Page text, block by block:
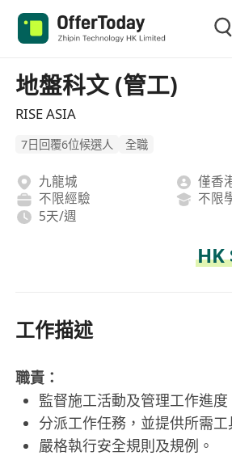
地盤科文 (管工)
RISE ASIA
7日回覆6位候選人 全職
九龍城
僅香
不限經驗
不限
5天/週
HK
工作描述
職責：
監督施工活動及管理工作進度
分派工作任務，並提供所需工
嚴格執行安全規則及規例。